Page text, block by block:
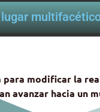
modificar la
avanzar hacia un